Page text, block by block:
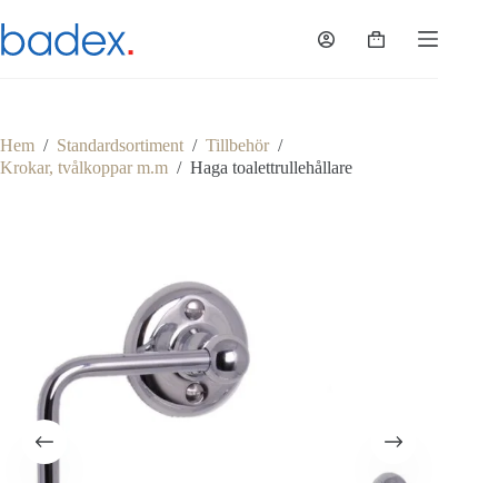
till
innehåll
Varukorg
Hem / Standardsortiment / Tillbehör /
Krokar, tvålkoppar m.m / Haga toalettrullehållare